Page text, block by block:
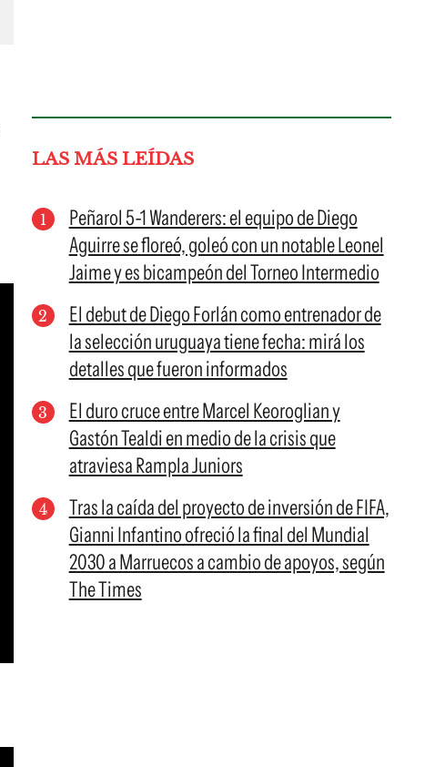
LAS MÁS LEÍDAS
Peñarol 5-1 Wanderers: el equipo de Diego
Aguirre se floreó, goleó con un notable Leonel
Jaime y es bicampeón del Torneo Intermedio
El debut de Diego Forlán como entrenador de
la selección uruguaya tiene fecha: mirá los
detalles que fueron informados
El duro cruce entre Marcel Keoroglian y
Gastón Tealdi en medio de la crisis que
atraviesa Rampla Juniors
Tras la caída del proyecto de inversión de FIFA,
Gianni Infantino ofreció la final del Mundial
2030 a Marruecos a cambio de apoyos, según
The Times